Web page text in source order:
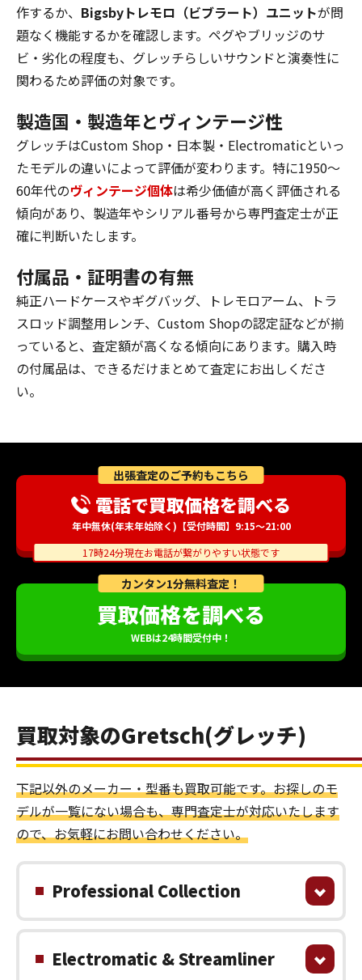
作するか、 Bigsbyトレモロ（ビブラート）ユニットが問
題なく機能するかを確認します。ペグやブリッジのサ
ビ・劣化の程度も、グレッチらしいサウンドと演奏性に
関わるため評価の対象です。
製造国・製造年とヴィンテージ性
グレッチはCustom Shop・日本製・Electromaticといっ
たモデルの違いによって評価が変わります。特に1950〜
60年代のヴィンテージ個体は希少価値が高く評価される
傾向があり、製造年やシリアル番号から専門査定士が正
確に判断いたします。
付属品・証明書の有無
純正ハードケースやギグバッグ、トレモロアーム、トラ
スロッド調整用レンチ、Custom Shopの認定証などが揃
っていると、査定額が高くなる傾向にあります。購入時
の付属品は、できるだけまとめて査定にお出しくださ
い。
カンタン1分無料査定！
買取価格を調べる
WEBは24時間受付中！
出張査定のご予約もこちら
電話で買取価格を調べる
年中無休(年末年始除く)【受付時間】9:15～21:00
17時24分現在お電話が繋がりやすい状態です
買取対象のGretsch(グレッチ)
下記以外のメーカー・型番も買取可能です。お探しのモ
デルが一覧にない場合も、専門査定士が対応いたします
ので、お気軽にお問い合わせください。
Professional Collection
Electromatic & Streamliner